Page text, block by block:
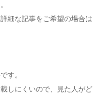
細な記事をご希望の場合は
す。
しにくいので、見た人がど